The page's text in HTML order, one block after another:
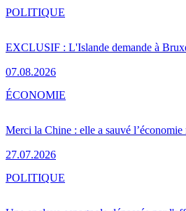
EXCLUSIF : L'Islande demande à
07.08.2026
POLITIQUE
Merci la Chine : elle a sauvé l’économie
27.07.2026
ÉCONOMIE
POLITIQUE